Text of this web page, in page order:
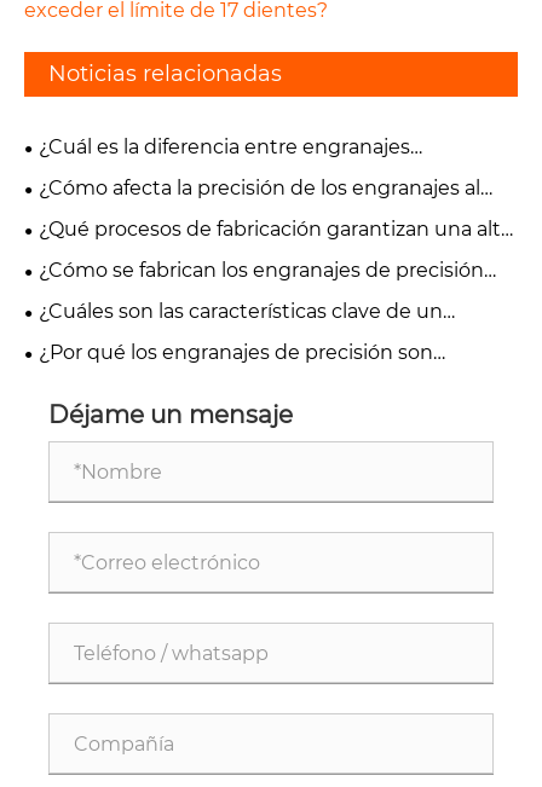
exceder el límite de 17 dientes?
Noticias relacionadas
¿Cuál es la diferencia entre engranajes
helicoidales de precisión y engranajes rectos?
¿Cómo afecta la precisión de los engranajes al
rendimiento y la confiabilidad del equipo?
¿Qué procesos de fabricación garantizan una alta
precisión en los engranajes de precisión?
¿Cómo se fabrican los engranajes de precisión
para aplicaciones industriales?
¿Cuáles son las características clave de un
engranaje de alta precisión?
¿Por qué los engranajes de precisión son
Déjame un mensaje